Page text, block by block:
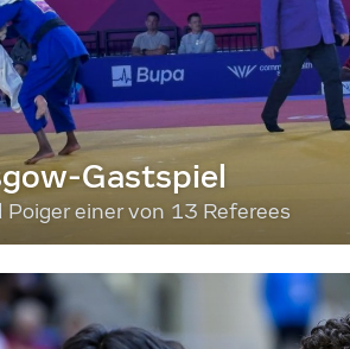
Gastspiel
Poiger einer von 13 Referees